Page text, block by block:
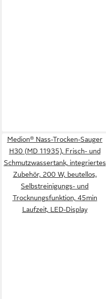
Medion® Nass-Trocken-Sauger
H30 (MD 11935), Frisch- und
Schmutzwassertank, integriertes
Zubehör, 200 W, beutellos,
Selbstreinigungs- und
Trocknungsfunktion, 45min
Laufzeit, LED-Display